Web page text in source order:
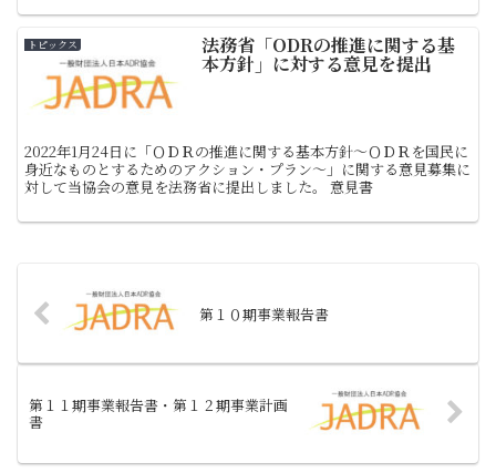
トピックス 法務省「ODRの推進に関する基
本方針」に対する意見を提出
2022年1月24日に「ＯＤＲの推進に関する基本方針～ＯＤＲを国民に
身近なものとするためのアクション・プラン～」に関する意見募集に
対して当協会の意見を法務省に提出しました。 意見書
第１０期事業報告書
第１１期事業報告書・第１２期事業計画
書